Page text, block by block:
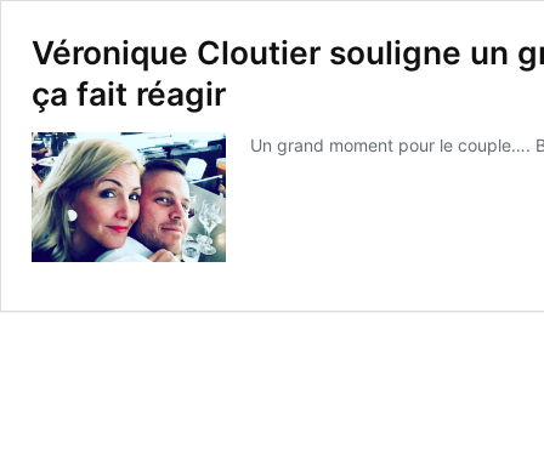
Véronique Cloutier souligne un
ça fait réagir
Un grand moment pour le couple….